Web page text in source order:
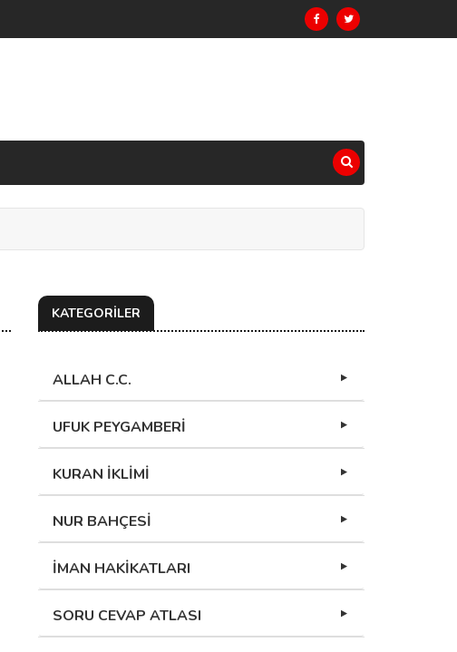
KATEGORİLER
ALLAH C.C.
UFUK PEYGAMBERİ
KURAN İKLİMİ
NUR BAHÇESİ
İMAN HAKİKATLARI
SORU CEVAP ATLASI